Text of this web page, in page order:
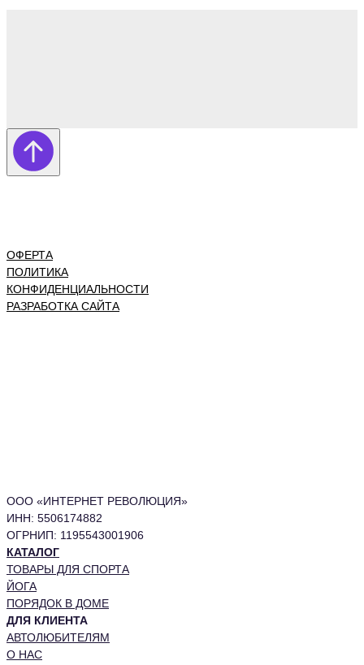
ООО «ИНТЕРНЕТ РЕВОЛЮЦИЯ»
ИНН: 5506174882
ОГРНИП: 1195543001906
КАТАЛОГ
ТОВАРЫ ДЛЯ СПОРТА
ЙОГА
ПОРЯДОК В ДОМЕ
ДЛЯ КЛИЕНТА
АВТОЛЮБИТЕЛЯМ
О НАС
ОФЕРТА
ПОЛИТИКА
КОНФИДЕНЦИАЛЬНОСТИ
РАЗРАБОТКА САЙТА